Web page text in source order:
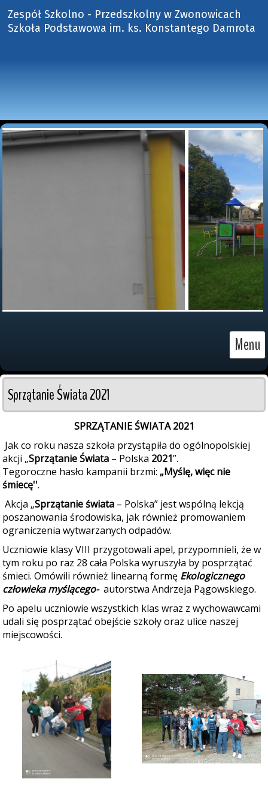
Zespół Szkolno - Przedszkolny w Zwonowicach
Szkoła Podstawowa im. ks. Konstantego Damrota
Menu
Sprzątanie Świata 2021
SPRZĄTANIE ŚWIATA 2021
Jak co roku nasza szkoła przystąpiła do ogólnopolskiej
akcji „Sprzątanie Świata – Polska 2021”.
Tegoroczne hasło kampanii brzmi: „Myślę, więc nie
śmiecę''.
Akcja „Sprzątanie świata – Polska” jest wspólną lekcją
poszanowania środowiska, jak również promowaniem
ograniczenia wytwarzanych odpadów.
Uczniowie klasy VIII przygotowali apel, przypomnieli, że w
tym roku po raz 28 cała Polska wyruszyła by posprzątać
śmieci. Omówili również linearną formę Ekologicznego
człowieka myślącego- autorstwa Andrzeja Pągowskiego.
Po apelu uczniowie wszystkich klas wraz z wychowawcami
udali się posprzątać obejście szkoły oraz ulice naszej
miejscowości.